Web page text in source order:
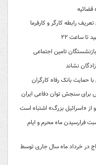
رابطه کارگر و کارفرما
تا ساعت ۲۲
نشاند
بانک رفاه کارگران
برای سنجش توان دفاعی ایران
از «اسرائیل بزرگ» اشتباه است
فرارسیدن ماه محرم و ایام
ازدواج در خرداد ماه سال جاری توسط